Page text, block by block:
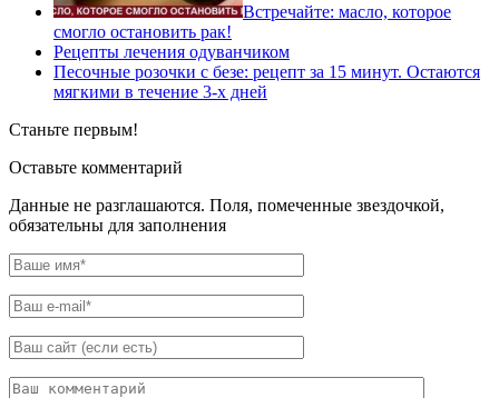
Встречайте: масло, которое
смогло остановить рак!
Рецепты лечения одуванчиком
Песочные розочки с безе: рецепт за 15 минут. Остаются
мягкими в течение 3-х дней
Станьте первым!
Оставьте комментарий
Данные не разглашаются. Поля, помеченные звездочкой,
обязательны для заполнения